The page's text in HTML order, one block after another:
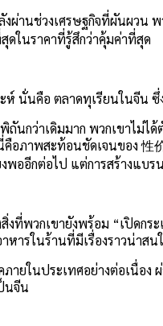
านช่วงเศรษฐกิจที่ผันผวน
ดในราคาที่รู้สึกว่าคุ้มค่าที่สุด
ห์ นั่นคือ ตลาดทุเรียนในจี
กว่าเดิมมาก พวกเขาไม่
อภาพสะท้อนชัดเจนของ
ออีกต่อไป แต่การสร้างแบ
ที่พวกเขายังพร้อม “เปิดก
รในร้านที่มีเรื่องราวน่าส
ายในประเทศอย่างต่อเนื่
นจีน